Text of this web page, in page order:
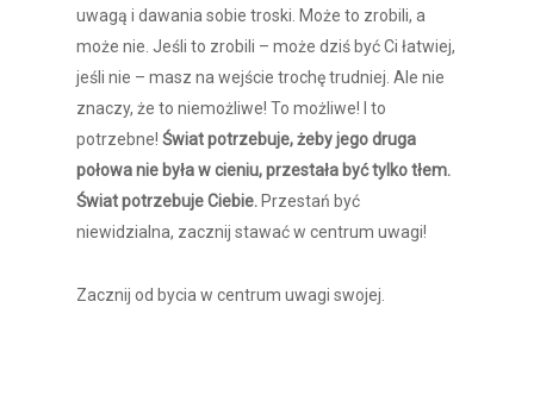
uwagą i dawania sobie troski. Może to zrobili, a
może nie. Jeśli to zrobili – może dziś być Ci łatwiej,
jeśli nie – masz na wejście trochę trudniej. Ale nie
znaczy, że to niemożliwe! To możliwe! I to
potrzebne!Świat potrzebuje, żeby jego druga
połowa nie była w cieniu, przestała być tylko tłem.
Świat potrzebuje Ciebie. Przestań być
niewidzialna, zacznij stawać w centrum uwagi!
Zacznij od bycia w centrum uwagi swojej.